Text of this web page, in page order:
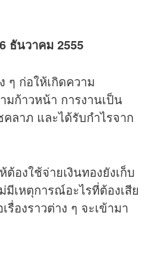
ธันวาคม 2555
ๆ ก่อให้เกิดความ
มก้าวหน้า การงานเป็น
ลาภ และได้รับกำไรจาก
ต้องใช้จ่ายเงินทองยังเก็บ
เหตุการณ์อะไรที่ต้องเสีย
องราวต่าง ๆ จะเข้ามา